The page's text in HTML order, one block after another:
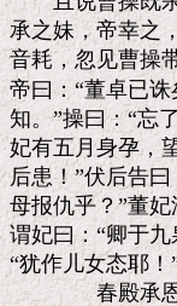
承之妹，帝幸之
音耗，忽见曹操
帝曰：“董卓已
知。”操曰：“忘
妃有五月身孕，
后患！”伏后告
母报仇乎？”董
谓妃曰：“卿于
“犹作儿女态耶
春殿承恩亦